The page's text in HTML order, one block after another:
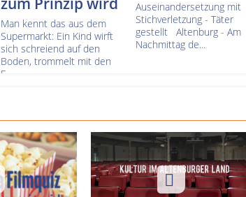
Man kennt das aus dem
Supermarkt: Ein Kind wirft
sich schreiend auf den
Boden, trommelt mit den
F...
Auseinandersetzung mit
Stichverletzung - Täter
gestellt Altenburg - Am
Nachmittag de...